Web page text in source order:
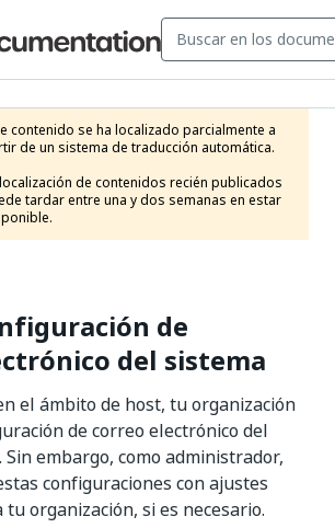
contenido se ha localizado parcialmente a
de un sistema de traducción automática.
de contenidos recién publicados
tardar entre una y dos semanas en estar
de
del sistema
el ámbito de host, tu organización
de correo electrónico del
embargo, como administrador,
configuraciones con ajustes
organización, si es necesario.